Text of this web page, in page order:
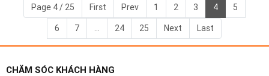
Page 4 / 25 First Prev 1 2 3 4 5
6 7 24 25 Next Last
CHĂM SÓC KHÁCH HÀNG